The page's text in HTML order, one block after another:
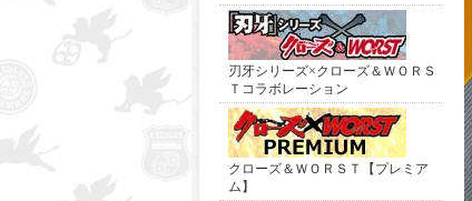
刃牙シリーズ×クローズ＆ＷＯＲＳ
Ｔコラボレーション
クローズ＆ＷＯＲＳＴ【プレミア
ム】